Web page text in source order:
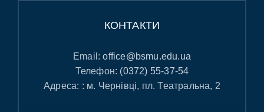
КОНТАКТИ
Email:office@bsmu.edu.ua
Телефон: (0372) 55-37-54
Адреса: : м. Чернівці, пл. Театральна, 2